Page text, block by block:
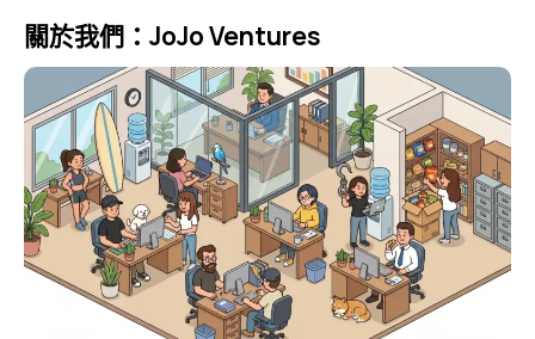
關於我們：JoJo Ventures